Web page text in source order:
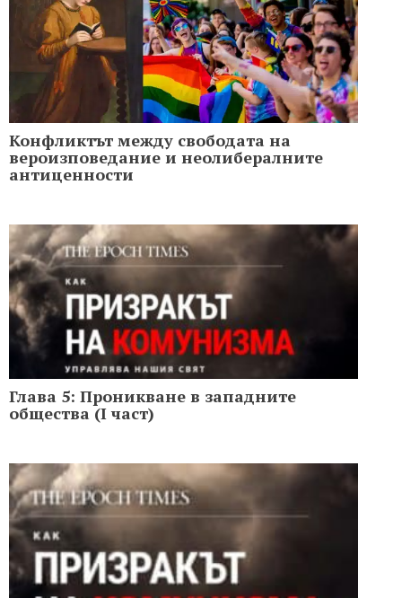
Конфликтът между свободата на
вероизповедание и неолибералните
антиценности
Глава 5: Проникване в западните
общества (I част)